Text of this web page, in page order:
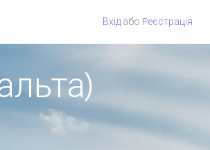
Вхід або Pеєстрація